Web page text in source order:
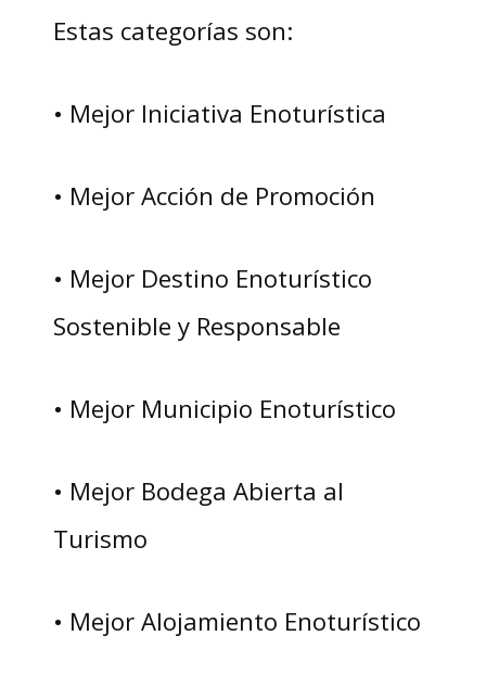
Estas categorías son:
• Mejor Iniciativa Enoturística
• Mejor Acción de Promoción
• Mejor Destino Enoturístico
Sostenible y Responsable
• Mejor Municipio Enoturístico
• Mejor Bodega Abierta al
Turismo
• Mejor Alojamiento Enoturístico